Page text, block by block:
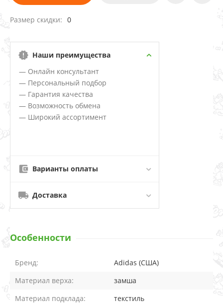
Размер скидки 0
Наши преимущества
— Онлайн консультант
— Персональный подбор
— Гарантия качества
— Возможность обмена
— Широкий ассортимент
Варианты оплаты
Доставка
Особенности
Бренд:
Adidas (США)
Материал верха:
замша
Материал подклада:
текстиль